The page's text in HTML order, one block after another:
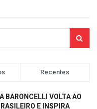
Recentes
BARONCELLI VOLTA AO
E INSPIRA